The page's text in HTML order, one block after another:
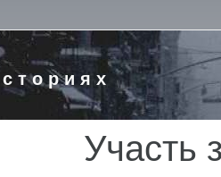
Участь